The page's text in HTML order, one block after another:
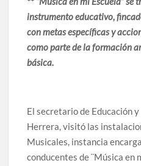
Amplía Biblioteca Central
actividades gratuitas para
instrumento educativo,
con metas específicas y
como parte de la formación
básica.
El secretario de Educación
Herrera, visitó las
Musicales, instancia
conducentes de ¨Música en